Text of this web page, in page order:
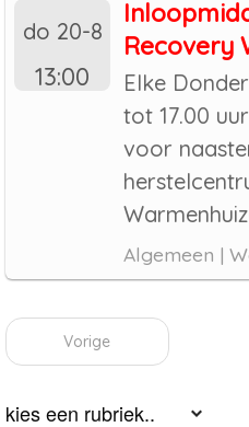
do 20-8
13:00
Recovery
Elke
tot 17.00
voor
Algemeen |
Vorige